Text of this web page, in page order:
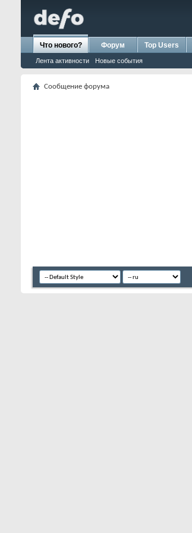
Что нового?
Лента активности Новые события
Форум Top Users
Сообщение форума